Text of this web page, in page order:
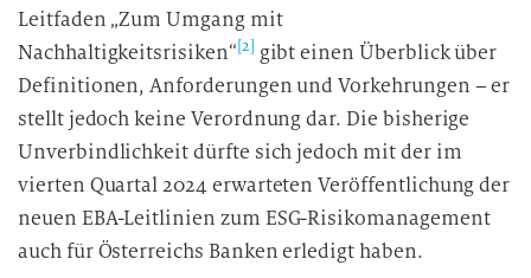
Leitfaden „Zum Umgang mit
Nachhaltigkeitsrisiken“ [2] gibt einen Überblick über
Definitionen, Anforderungen und Vorkehrungen – er
stellt jedoch keine Verordnung dar. Die bisherige
Unverbindlichkeit dürfte sich jedoch mit der im
vierten Quartal 2024 erwarteten Veröffentlichung der
neuen EBA-Leitlinien zum ESG-Risikomanagement
auch für Österreichs Banken erledigt haben.